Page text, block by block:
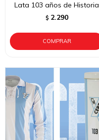
Lata 103 años de Historia
$ 2.290